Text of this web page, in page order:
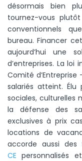
désormais bien
tournez-vous
conventionnels
bureau. Financer
aujourd’hui une
d’entreprises. La
Comité
salariés atteint.
sociales, culturelles
la défense des
exclusives à prix
locations de
accorde aussi
CE personnalisés